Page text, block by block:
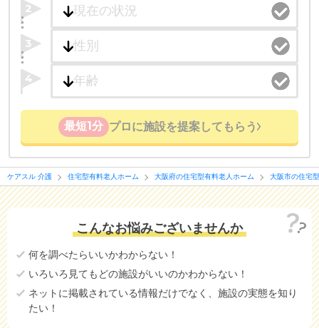
2
3
4
最短1分 プロに施設を提案してもらう
ケアスル 介護 住宅型有料老人ホーム 大阪府の住宅型有料老人ホーム 大阪市の住宅
こんなお悩みございませんか
何を調べたらいいかわからない！
いろいろ見てもどの施設がいいのかわからない！
ネットに掲載されている情報だけでなく、施設の実態を知り
たい！